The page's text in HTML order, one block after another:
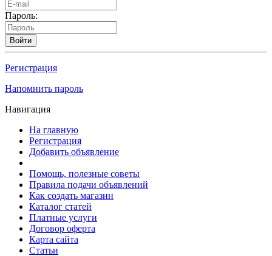
Пароль:
Войти
Регистрация
Напомнить пароль
Навигация
На главную
Регистрация
Добавить объявление
Помощь, полезные советы
Правила подачи объявлений
Как создать магазин
Каталог статей
Платные услуги
Договор оферта
Карта сайта
Статьи